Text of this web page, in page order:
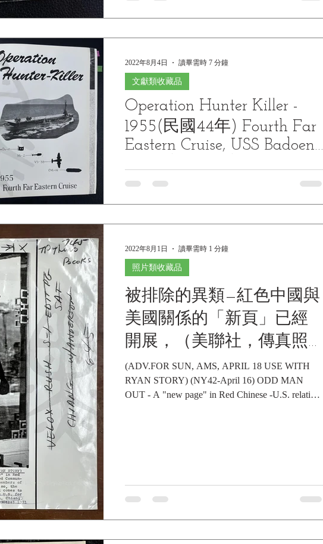
Operation Hunter Killer -
1955(民國44年) Fourth Far
Eastern Cruise, USS Badoeng
Operation Hunter Killer - 1955 (民國44年) Fourth
Far Eastern Cruise, USS Badoeng Strait (CVE-
文獻類收藏品
2022年8月4日 讀畢需時 7 分鐘
被排除的異類—紅色中國與
美國關係的「新頁」已經
開展，（美聯社，傳真照
片）民國60年
(ADV.FOR SUN, AMS, APRIL 18 USE WITH
RYAN STORY) (NY42-April 16) ODD MAN
OUT - A "new page" in Red Chinese -U.S. relations
照片類收藏品
2022年8月1日 讀畢需時 1 分鐘